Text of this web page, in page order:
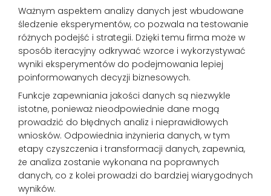
Ważnym aspektem analizy danych jest wbudowane
śledzenie eksperymentów, co pozwala na testowanie
różnych podejść i strategii. Dzięki temu firma może w
sposób iteracyjny odkrywać wzorce i wykorzystywać
wyniki eksperymentów do podejmowania lepiej
poinformowanych decyzji biznesowych.
Funkcje zapewniania jakości danych są niezwykle
istotne, ponieważ nieodpowiednie dane mogą
prowadzić do błędnych analiz i nieprawidłowych
wniosków. Odpowiednia inżynieria danych, w tym
etapy czyszczenia i transformacji danych, zapewnia,
że analiza zostanie wykonana na poprawnych
danych, co z kolei prowadzi do bardziej wiarygodnych
wyników.